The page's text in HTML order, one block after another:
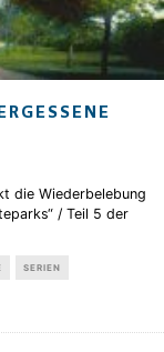
die Wiederbelebung
/ Teil 5 der
SERIEN